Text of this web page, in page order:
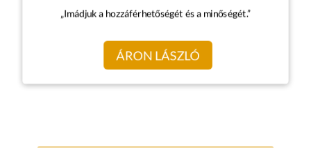
„Imádjuk a hozzáférhetőségét és a minőségét.”
ÁRON LÁSZLÓ